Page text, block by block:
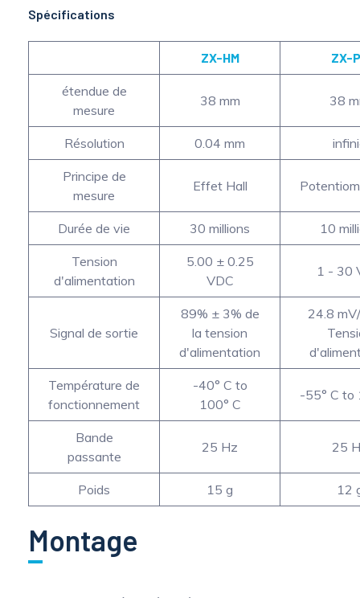
Spécifications
ZX-HM ZX-
étendue de
mesure
38 mm 38
Résolution 0.04 mm
Principe de
mesure
Effet Hall
Durée de vie 30 millions 10
Tension
d'alimentation
5.00 ± 0.25
VDC
1 - 30
Signal de sortie
89% ± 3% de
la tension
d'alimentation
24.8
Température de
fonctionnement
-40° C to
100° C
-55° C to
Bande
passante
25 Hz 25
Poids 15 g 12
Montage